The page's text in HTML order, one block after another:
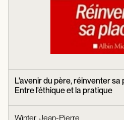
L'avenir du père, réinventer sa
Entre l'éthique et la pratique
Winter, Jean-Pierre